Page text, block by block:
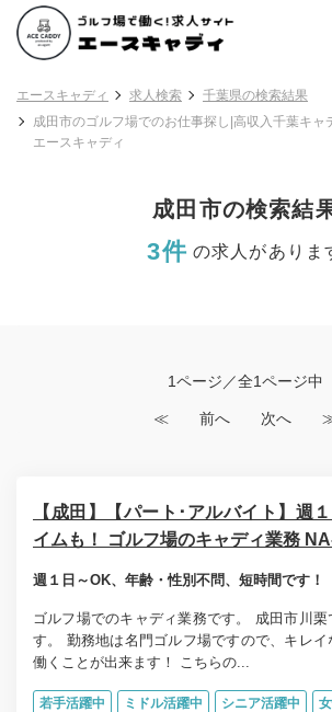
エースキャディ 求人検索
千葉県の検索結果
成田市のゴルフ場でのお仕事探し|高収入千葉キャ
エースキャディ
成田市の検索結
3件 の求人がありま
1ページ／全1ページ中
≪ 前へ 次へ
【成田】【パート･アルバイト】週
イムも！ ゴルフ場のキャディ業務
週１日～OK、年齢・性別不問、短時間です！
ゴルフ場でのキャディ業務です。 成田市川栗
す。 勤務地は名門ゴルフ場ですので、キレイ
働くことが出来ます！ こちらの...
若手活躍中 ミドル活躍中 シニア活躍中